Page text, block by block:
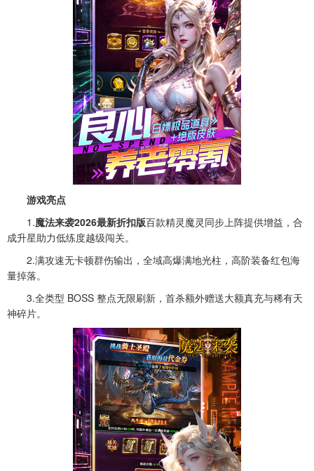
游戏亮点
1.魔法来袭2026最新折扣版百款精灵魔灵同步上阵提供增益，合
成升星助力低练度越级闯关。
2.满攻速无卡顿群伤输出，全域高爆满地光柱，高阶装备红包海
量掉落。
3.全类型 BOSS 整点无限刷新，首杀额外赠送大额真充与稀有天
神碎片。